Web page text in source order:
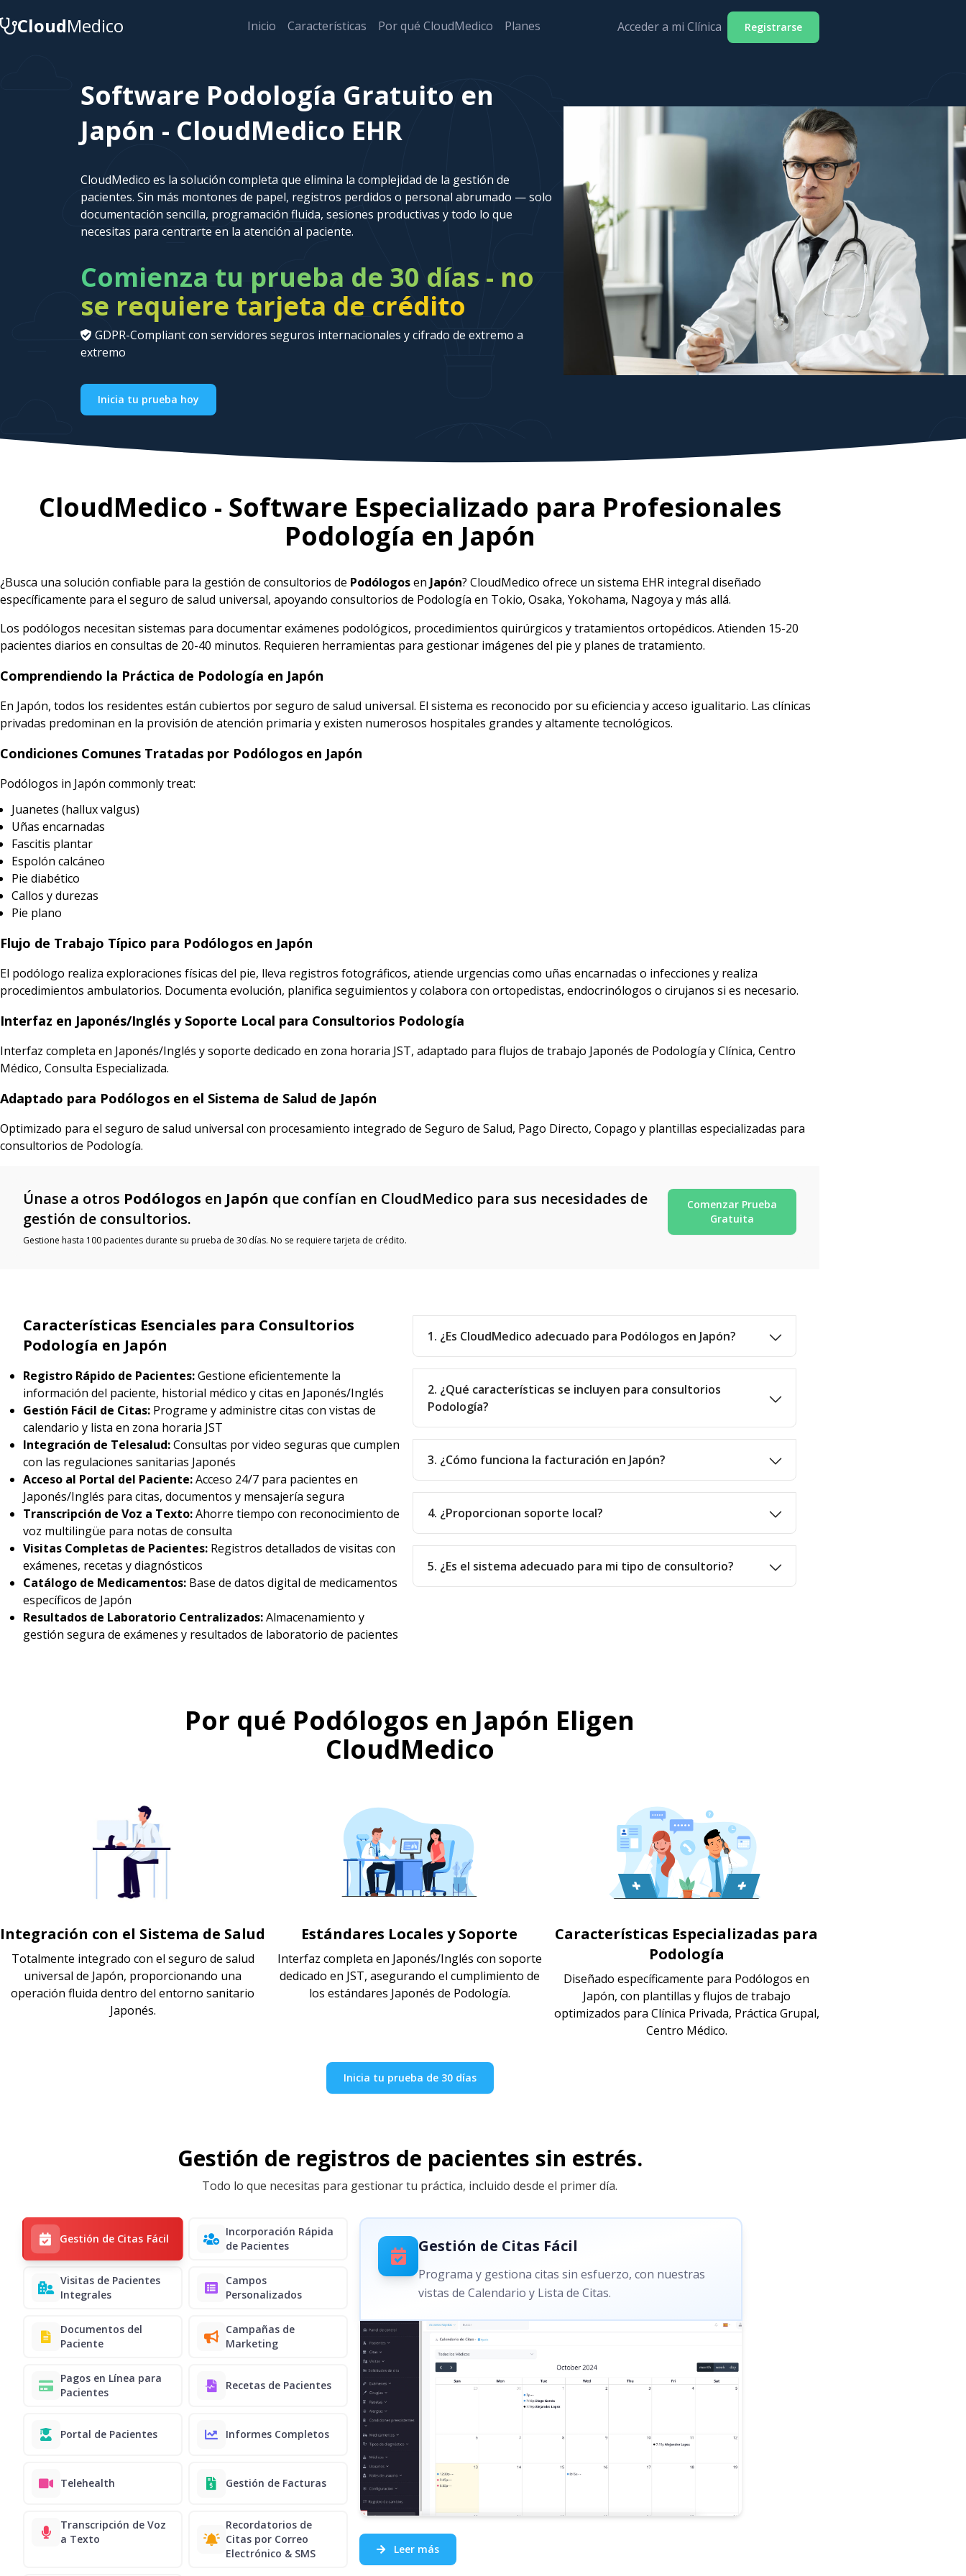
CloudMedico Inicio Características Por qué CloudMedico Planes Acceder a mi Clínica Registrarse
Software Podología Gratuito en
Japón - CloudMedico EHR
CloudMedico es la solución completa que elimina la complejidad de la gestión de
pacientes. Sin más montones de papel, registros perdidos o personal abrumado — solo
documentación sencilla, programación fluida, sesiones productivas y todo lo que
necesitas para centrarte en la atención al paciente.
Comienza tu prueba de 30 días - no
se requiere tarjeta de crédito
GDPR-Compliant con servidores seguros internacionales y cifrado de extremo a
extremo
Inicia tu prueba hoy
CloudMedico - Software Especializado para Profesionales
Podología en Japón
¿Busca una solución confiable para la gestión de consultorios de Podólogosen Japón? CloudMedico ofrece un sistema EHR integral diseñado
específicamente para el seguro de salud universal, apoyando consultorios de Podología en Tokio, Osaka, Yokohama, Nagoya y más allá.
Los podólogos necesitan sistemas para documentar exámenes podológicos, procedimientos quirúrgicos y tratamientos ortopédicos. Atienden 15-20
pacientes diarios en consultas de 20-40 minutos. Requieren herramientas para gestionar imágenes del pie y planes de tratamiento.
Comprendiendo la Práctica de Podología en Japón
En Japón, todos los residentes están cubiertos por seguro de salud universal. El sistema es reconocido por su eficiencia y acceso igualitario. Las clínicas
privadas predominan en la provisión de atención primaria y existen numerosos hospitales grandes y altamente tecnológicos.
Condiciones Comunes Tratadas por Podólogos en Japón
Podólogos in Japón commonly treat:
Juanetes (hallux valgus)
Uñas encarnadas
Fascitis plantar
Espolón calcáneo
Pie diabético
Callos y durezas
Pie plano
Flujo de Trabajo Típico para Podólogos en Japón
El podólogo realiza exploraciones físicas del pie, lleva registros fotográficos, atiende urgencias como uñas encarnadas o infecciones y realiza
procedimientos ambulatorios. Documenta evolución, planifica seguimientos y colabora con ortopedistas, endocrinólogos o cirujanos si es necesario.
Interfaz en Japonés/Inglés y Soporte Local para Consultorios Podología
Interfaz completa en Japonés/Inglés y soporte dedicado en zona horaria JST, adaptado para flujos de trabajo Japonés de Podología y Clínica, Centro
Médico, Consulta Especializada.
Adaptado para Podólogos en el Sistema de Salud de Japón
Optimizado para el seguro de salud universal con procesamiento integrado de Seguro de Salud, Pago Directo, Copago y plantillas especializadas para
consultorios de Podología.
Únase a otros Podólogos en Japón que confían en CloudMedico para sus necesidades de
gestión de consultorios.
Gestione hasta 100 pacientes durante su prueba de 30 días. No se requiere tarjeta de crédito.
Comenzar Prueba
Gratuita
Características Esenciales para Consultorios
Podología en Japón
Registro Rápido de Pacientes:Gestione eficientemente la
información del paciente, historial médico y citas en Japonés/Inglés
Gestión Fácil de Citas: Programe y administre citas con vistas de
calendario y lista en zona horaria JST
Integración de Telesalud:Consultas por video seguras que cumplen
con las regulaciones sanitarias Japonés
Acceso al Portal del Paciente:Acceso 24/7 para pacientes en
Japonés/Inglés para citas, documentos y mensajería segura
Transcripción de Voz a Texto:Ahorre tiempo con reconocimiento de
voz multilingüe para notas de consulta
Visitas Completas de Pacientes: Registros detallados de visitas con
exámenes, recetas y diagnósticos
Catálogo de Medicamentos: Base de datos digital de medicamentos
específicos de Japón
Resultados de Laboratorio Centralizados:Almacenamiento y
gestión segura de exámenes y resultados de laboratorio de pacientes
1. ¿Es CloudMedico adecuado para Podólogos en Japón?
2. ¿Qué características se incluyen para consultorios
Podología?
3. ¿Cómo funciona la facturación en Japón?
4. ¿Proporcionan soporte local?
5. ¿Es el sistema adecuado para mi tipo de consultorio?
Por qué Podólogos en Japón Eligen
CloudMedico
Integración con el Sistema de Salud
Totalmente integrado con el seguro de salud
universal de Japón, proporcionando una
operación fluida dentro del entorno sanitario
Japonés.
Estándares Locales y Soporte
Interfaz completa en Japonés/Inglés con soporte
dedicado en JST, asegurando el cumplimiento de
los estándares Japonés de Podología.
Características Especializadas para
Podología
Diseñado específicamente para Podólogos en
Japón, con plantillas y flujos de trabajo
optimizados para Clínica Privada, Práctica Grupal,
Centro Médico.
Inicia tu prueba de 30 días
Gestión de registros de pacientes sin estrés.
Todo lo que necesitas para gestionar tu práctica, incluido desde el primer día.
Gestión de Citas Fácil
Incorporación Rápida
de Pacientes
Visitas de Pacientes
Integrales
Campos
Personalizados
Documentos del
Paciente
Campañas de
Marketing
Pagos en Línea para
Pacientes
Recetas de Pacientes
Portal de Pacientes Informes Completos
Telehealth Gestión de Facturas
Transcripción de Voz
a Texto
Recordatorios de
Citas por Correo
Electrónico & SMS
Gestión de Citas Fácil
Programa y gestiona citas sin esfuerzo, con nuestras
vistas de Calendario y Lista de Citas.
Leer más